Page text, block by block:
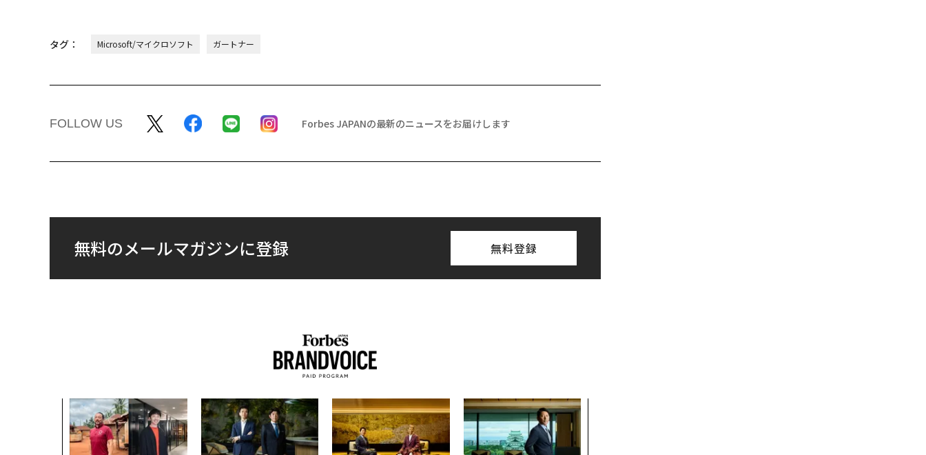
タグ： Microsoft/マイクロソフト ガートナー
FOLLOW US Forbes JAPANの最新のニュースをお届けします
無料のメールマガジンに登録 無料登録